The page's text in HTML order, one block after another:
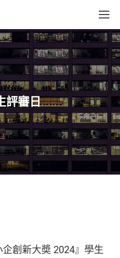
評審日
創新大奬 2024』學生